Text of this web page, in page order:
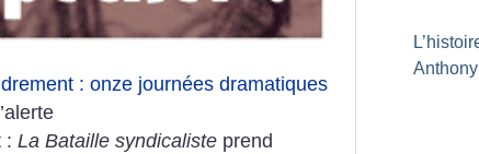
: onze journées dramatiques
: La Bataille syndicalisteprend